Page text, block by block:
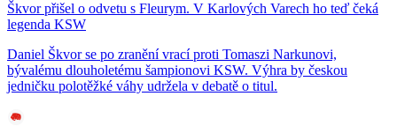
Škvor přišel o odvetu s Fleurym. V Karlových Varech ho teď čeká
legenda KSW
Daniel Škvor se po zranění vrací proti Tomaszi Narkunovi,
bývalému dlouholetému šampionovi KSW. Výhra by českou
jedničku polotěžké váhy udržela v debatě o titul.